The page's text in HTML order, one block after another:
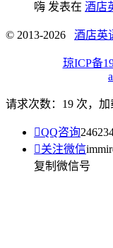
嗨 发表在 酒店
© 2013-2026 酒店英
琼ICP备
请求次数：19 次，
QQ咨询
关注微信
复制微信号